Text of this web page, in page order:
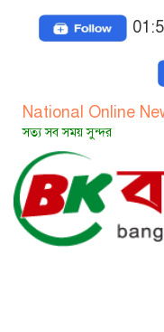
Online News Portal
সুন্দর